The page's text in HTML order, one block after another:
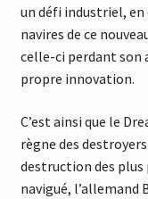
un défi industriel,
navires de ce
celle-ci perdant son
propre innovation.
C’est ainsi que le
règne des
destruction des plus
navigué, l’allemand